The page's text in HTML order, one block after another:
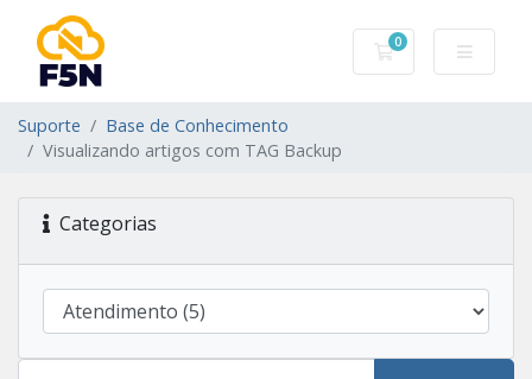
0
Carrinho de
Suporte
Base de Conhecimento
Visualizando artigos com TAG Backup
Categorias